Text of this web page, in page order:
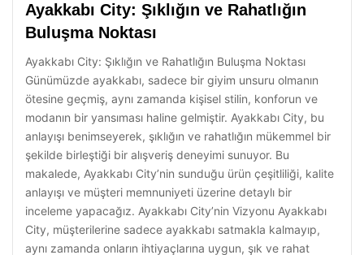
Ayakkabı City: Şıklığın ve Rahatlığın
Buluşma Noktası
Ayakkabı City: Şıklığın ve Rahatlığın Buluşma Noktası
Günümüzde ayakkabı, sadece bir giyim unsuru olmanın
ötesine geçmiş, aynı zamanda kişisel stilin, konforun ve
modanın bir yansıması haline gelmiştir. Ayakkabı City, bu
anlayışı benimseyerek, şıklığın ve rahatlığın mükemmel bir
şekilde birleştiği bir alışveriş deneyimi sunuyor. Bu
makalede, Ayakkabı City’nin sunduğu ürün çeşitliliği, kalite
anlayışı ve müşteri memnuniyeti üzerine detaylı bir
inceleme yapacağız. Ayakkabı City’nin Vizyonu Ayakkabı
City, müşterilerine sadece ayakkabı satmakla kalmayıp,
aynı zamanda onların ihtiyaçlarına uygun, şık ve rahat